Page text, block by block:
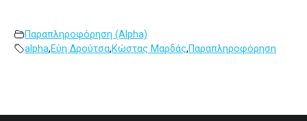
Παραπληροφόρηση (Alpha)
alpha,Εύη Δρούτσα,Κώστας Μαρδάς,Παραπληροφόρηση